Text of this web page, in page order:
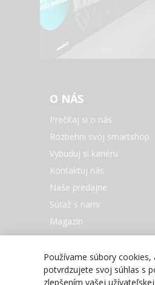
O NÁS
Prečítaj si o nás
Rozbehni svoj smartshop
Vybuduj si kariéru
Kontaktuj nás
Naše predajne
Súťaž s nami
Magazín
Používame súbory
potvrdzujete svoj súhlas s
zlepšením vašej